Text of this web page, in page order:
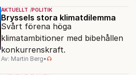
med transpersoner", säger
ordföranden Linn Saarinen.
AKTUELLT POLITIK
Bryssels stora klimatdilemma
Svårt förena höga
klimatambitioner med bibehållen
konkurrenskraft.
Av: Martin Berg•